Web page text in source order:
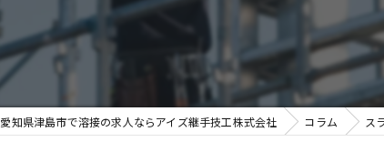
愛知県津島市で溶接の求人ならアイズ継手技工株式会社 コラム ス